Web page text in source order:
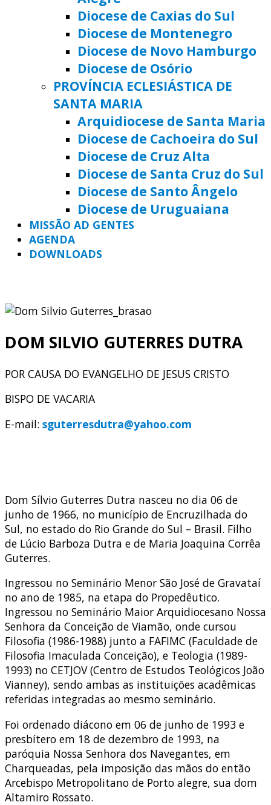
Diocese de Caxias do Sul
Diocese de Montenegro
Diocese de Novo Hamburgo
Diocese de Osório
PROVÍNCIA ECLESIÁSTICA DE
SANTA MARIA
Arquidiocese de Santa Maria
Diocese de Cachoeira do Sul
Diocese de Cruz Alta
Diocese de Santa Cruz do Sul
Diocese de Santo Ângelo
Diocese de Uruguaiana
MISSÃO AD GENTES
AGENDA
DOWNLOADS
DOM SILVIO GUTERRES DUTRA
POR CAUSA DO EVANGELHO DE JESUS CRISTO
BISPO DE VACARIA
E-mail: sguterresdutra@yahoo.com
Dom Sílvio Guterres Dutra nasceu no dia 06 de
junho de 1966, no município de Encruzilhada do
Sul, no estado do Rio Grande do Sul – Brasil. Filho
de Lúcio Barboza Dutra e de Maria Joaquina Corrêa
Guterres.
Ingressou no Seminário Menor São José de Gravataí
no ano de 1985, na etapa do Propedêutico.
Ingressou no Seminário Maior Arquidiocesano Nossa
Senhora da Conceição de Viamão, onde cursou
Filosofia (1986-1988) junto a FAFIMC (Faculdade de
Filosofia Imaculada Conceição), e Teologia (1989-
1993) no CETJOV (Centro de Estudos Teológicos João
Vianney), sendo ambas as instituições acadêmicas
referidas integradas ao mesmo seminário.
Foi ordenado diácono em 06 de junho de 1993 e
presbítero em 18 de dezembro de 1993, na
paróquia Nossa Senhora dos Navegantes, em
Charqueadas, pela imposição das mãos do então
Arcebispo Metropolitano de Porto alegre, sua dom
Altamiro Rossato.